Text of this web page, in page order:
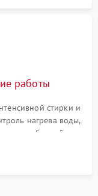
работы
стирки и
нагрева воды,
вибраций,
корпусом.